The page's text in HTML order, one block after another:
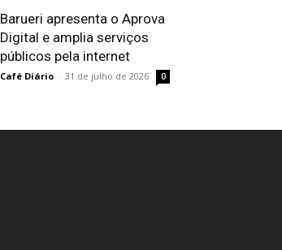
Barueri apresenta o Aprova
Digital e amplia serviços
públicos pela internet
Café Diário - 31 de julho de 2026 0